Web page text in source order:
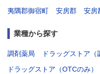
夷隅郡御宿町
安房郡 安房
業種から探す
調剤薬局
ドラッグストア（
ドラッグストア（OTCのみ）